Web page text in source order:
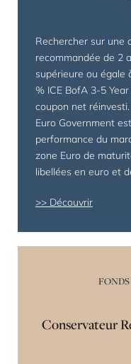
Rechercher sur une
recommandée de 2
supérieure ou égale
% ICE BofA 3-5
coupon net réinvesti.
Euro Government
performance du
zone Euro de
libellées en euro et
Découvrir
Conservateur